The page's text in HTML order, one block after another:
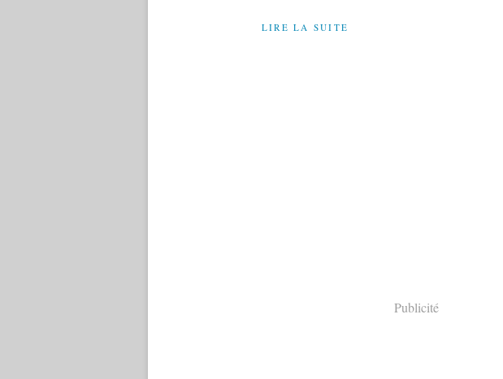
LIRE LA SUITE
Publicité